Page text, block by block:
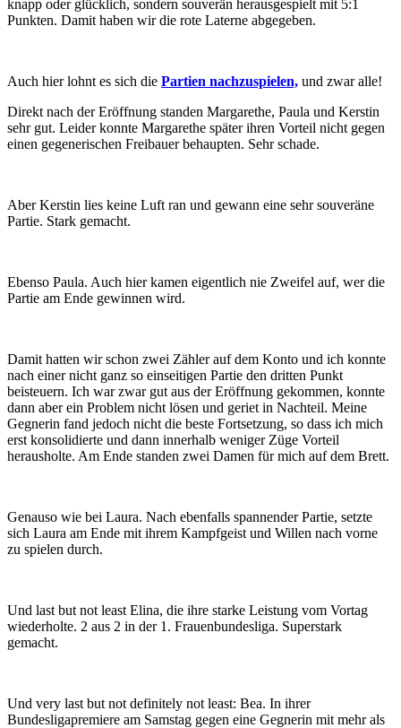
knapp oder glücklich, sondern souverän herausgespielt mit 5:1
Punkten. Damit haben wir die rote Laterne abgegeben.
Auch hier lohnt es sich die Partien nachzuspielen, und zwar alle!
Direkt nach der Eröffnung standen Margarethe, Paula und Kerstin
sehr gut. Leider konnte Margarethe später ihren Vorteil nicht gegen
einen gegenerischen Freibauer behaupten. Sehr schade.
Aber Kerstin lies keine Luft ran und gewann eine sehr souveräne
Partie. Stark gemacht.
Ebenso Paula. Auch hier kamen eigentlich nie Zweifel auf, wer die
Partie am Ende gewinnen wird.
Damit hatten wir schon zwei Zähler auf dem Konto und ich konnte
nach einer nicht ganz so einseitigen Partie den dritten Punkt
beisteuern. Ich war zwar gut aus der Eröffnung gekommen, konnte
dann aber ein Problem nicht lösen und geriet in Nachteil. Meine
Gegnerin fand jedoch nicht die beste Fortsetzung, so dass ich mich
erst konsolidierte und dann innerhalb weniger Züge Vorteil
herausholte. Am Ende standen zwei Damen für mich auf dem Brett.
Genauso wie bei Laura. Nach ebenfalls spannender Partie, setzte
sich Laura am Ende mit ihrem Kampfgeist und Willen nach vorne
zu spielen durch.
Und last but not least Elina, die ihre starke Leistung vom Vortag
wiederholte. 2 aus 2 in der 1. Frauenbundesliga. Superstark
gemacht.
Und very last but not definitely not least: Bea. In ihrer
Bundesligapremiere am Samstag gegen eine Gegnerin mit mehr als